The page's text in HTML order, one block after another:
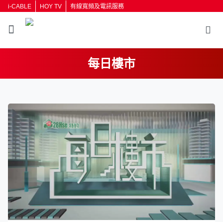
i-CABLE HOY TV 有線寬頻及電訊服務
每日樓市
按輸入鍵開始搜尋